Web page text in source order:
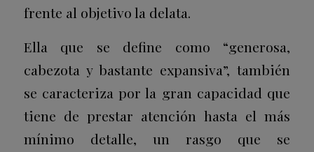
frente al objetivo la delata.
Ella que se define como “generosa,
cabezota y bastante expansiva”, también
se caracteriza por la gran capacidad que
tiene de prestar atención hasta el más
mínimo detalle, un rasgo que se